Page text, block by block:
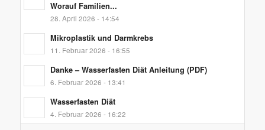
Worauf Familien...
28. April 2026 - 14:54
Mikroplastik und Darmkrebs
11. Februar 2026 - 16:55
Danke – Wasserfasten Diät Anleitung (PDF)
6. Februar 2026 - 13:41
Wasserfasten Diät
4. Februar 2026 - 16:22